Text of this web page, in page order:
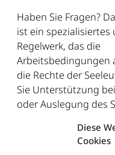
Diese
Cookies
Haben Sie Fragen?
ist ein spezialisiertes
Regelwerk, das die
Arbeitsbedingungen
die Rechte der
Sie Unterstützung
oder Auslegung des